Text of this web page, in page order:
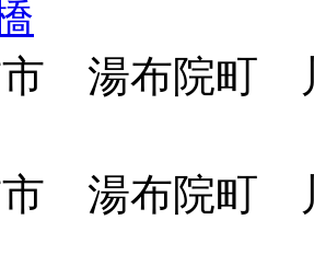
市 湯布院町
市 湯布院町